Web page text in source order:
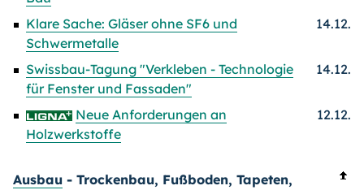
Klare Sache: Gläser ohne SF6 und
Schwermetalle
14.12.
Swissbau-Tagung "Verkleben - Technologie
für Fenster und Fassaden"
14.12.
Neue Anforderungen an
Holzwerkstoffe
12.12.
Ausbau - Trockenbau, Fußboden, Tapeten,